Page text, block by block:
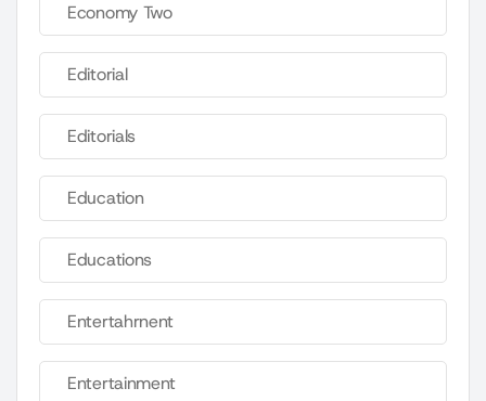
Economy Two
Editorial
Editorials
Education
Educations
Entertahrnent
Entertainment